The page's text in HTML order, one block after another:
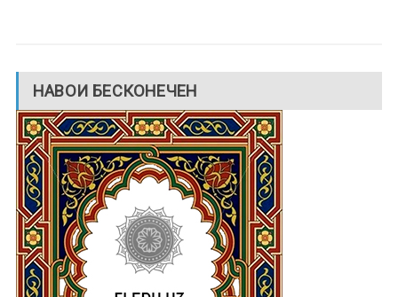
НАВОИ БЕСКОНЕЧЕН